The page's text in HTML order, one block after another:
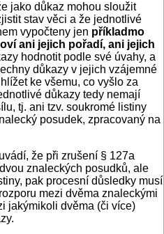
jako důkaz mohou sloužit
stav věci a že jednotlivé
vypočteny jen příkladmo
ani jejich pořadí, ani jejich
hodnotit podle své úvahy, a
důkazy v jejich vzájemné
ke všemu, co vyšlo za
důkazy tedy nemají
tj. ani tzv. soukromé listiny
posudek, zpracovaný na
že při zrušení § 127a
znaleckých posudků, ale
pak procesní důsledky musí
mezi dvěma znaleckými
jakýmikoli dvěma (či více)